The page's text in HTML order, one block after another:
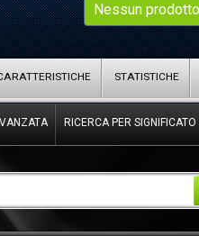
Nessun
STATISTICHE
RICERCA PER SIGNIFICATO